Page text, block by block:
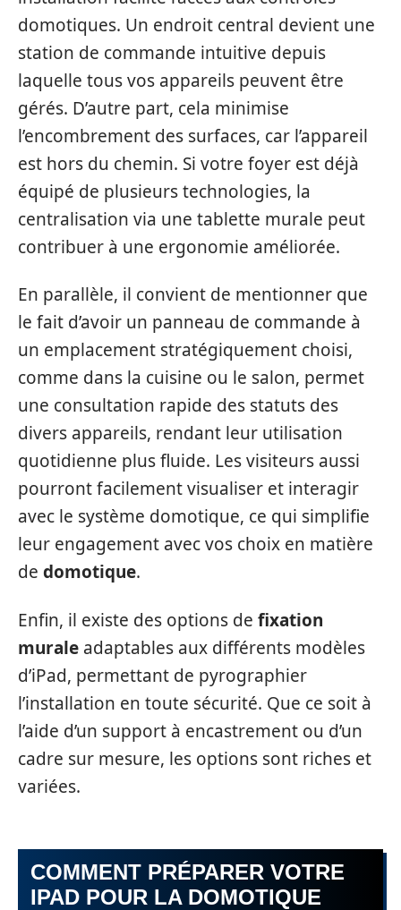
domotiques. Un endroit central devient une
station de commande intuitive depuis
laquelle tous vos appareils peuvent être
gérés. D’autre part, cela minimise
l’encombrement des surfaces, car l’appareil
est hors du chemin. Si votre foyer est déjà
équipé de plusieurs technologies, la
centralisation via une tablette murale peut
contribuer à une ergonomie améliorée.
En parallèle, il convient de mentionner que
le fait d’avoir un panneau de commande à
un emplacement stratégiquement choisi,
comme dans la cuisine ou le salon, permet
une consultation rapide des statuts des
divers appareils, rendant leur utilisation
quotidienne plus fluide. Les visiteurs aussi
pourront facilement visualiser et interagir
avec le système domotique, ce qui simplifie
leur engagement avec vos choix en matière
de domotique.
Enfin, il existe des options de fixation
murale adaptables aux différents modèles
d’iPad, permettant de pyrographier
l’installation en toute sécurité. Que ce soit à
l’aide d’un support à encastrement ou d’un
cadre sur mesure, les options sont riches et
variées.
COMMENT PRÉPARER VOTRE
IPAD POUR LA DOMOTIQUE